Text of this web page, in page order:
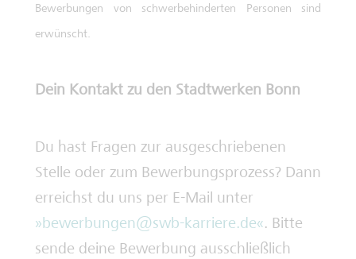
Bewerbungen von schwerbehinderten Personen sind
erwünscht.
Dein Kontakt zu den Stadtwerken Bonn
Du hast Fragen zur ausgeschriebenen
Stelle oder zum Bewerbungsprozess? Dann
erreichst du uns per E-Mail unter
bewerbungen@swb-karriere.de . Bitte
sende deine Bewerbung ausschließlich